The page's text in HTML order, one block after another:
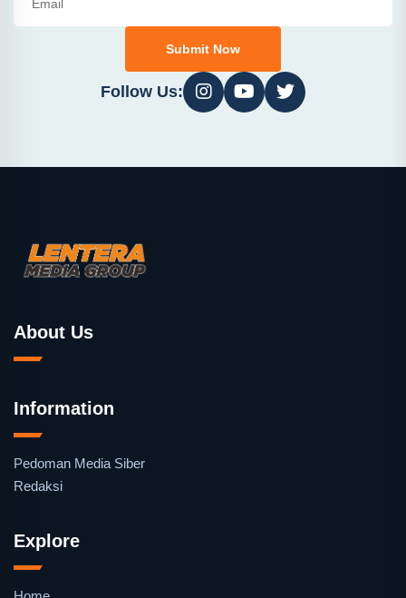
Submit Now
Follow Us:
About Us
Information
Pedoman Media Siber
Redaksi
Explore